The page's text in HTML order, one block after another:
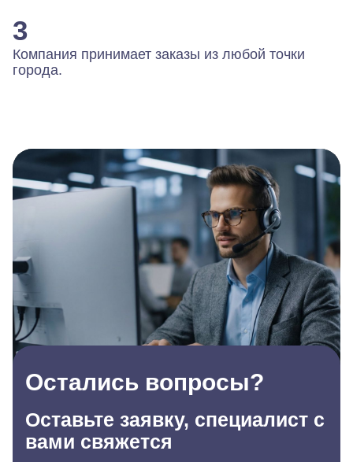
3
Компания принимает заказы из любой точки
города.
Остались вопросы?
Оставьте заявку, специалист с
вами свяжется